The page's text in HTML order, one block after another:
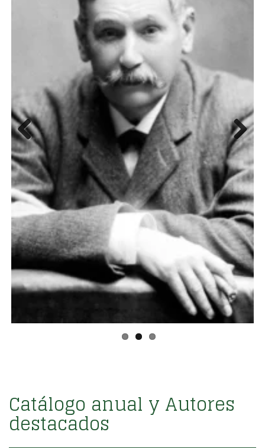
Previous Next
Catálogo anual y Autores
destacados